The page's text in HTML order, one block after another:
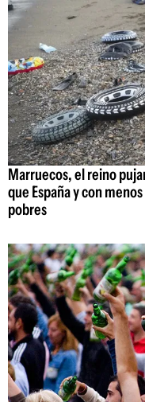
Marruecos, el reino
que España y con
pobres